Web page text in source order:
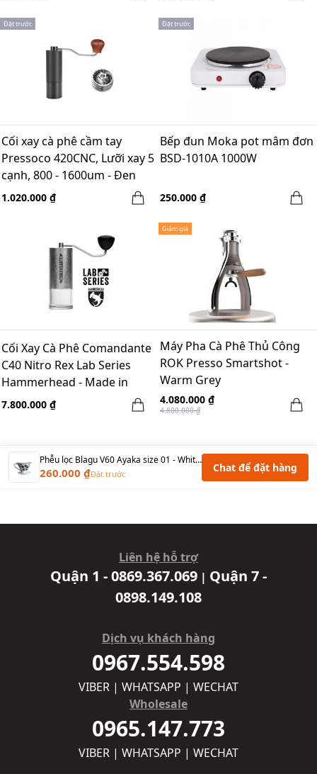
Đặt trước
Cối xay cà phê cầm tay
Pressoco 420CNC, Lưỡi xay 5
cạnh, 800 - 1600um - Đen
1.020.000 ₫
Đặt trước
Bếp đun Moka pot mâm đơn
BSD-1010A 1000W
250.000 ₫
Cối Xay Cà Phê Comandante
C40 Nitro Rex Lab Series
Hammerhead - Made in
Germany
7.800.000 ₫
Giảm giá
Máy Pha Cà Phê Thủ Công
ROK Presso Smartshot -
Warm Grey
4.080.000 ₫
4.800.000 ₫
Phễu lọc Blagu V60 Ayaka size 01 - White flower
260.000 ₫Đặt trước Chat để đặt hàng
Liên hệ hỗ trợ
Quận 1 - 0869.367.069 | Quận 7 -
0898.149.108
Dịch vụ khách hàng
0967.554.598
VIBER | WHATSAPP | WECHAT
Wholesale
0965.147.773
VIBER | WHATSAPP | WECHAT